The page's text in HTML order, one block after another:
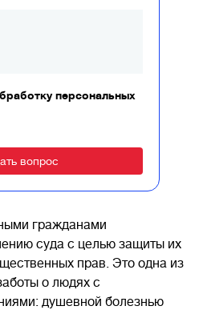
персональных
гражданами
суда с целью защиты их
прав. Это одна из
о людях с
душевной болезнью